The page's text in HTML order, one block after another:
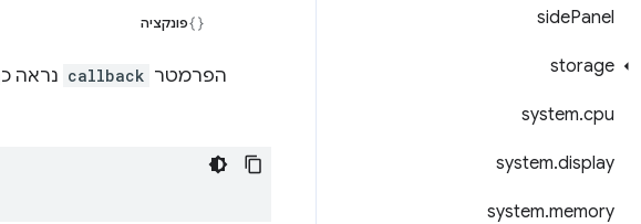
sidePanel
storage
system.cpu
system.display
system.memory
פונקציה
הפרמטר callback נראה